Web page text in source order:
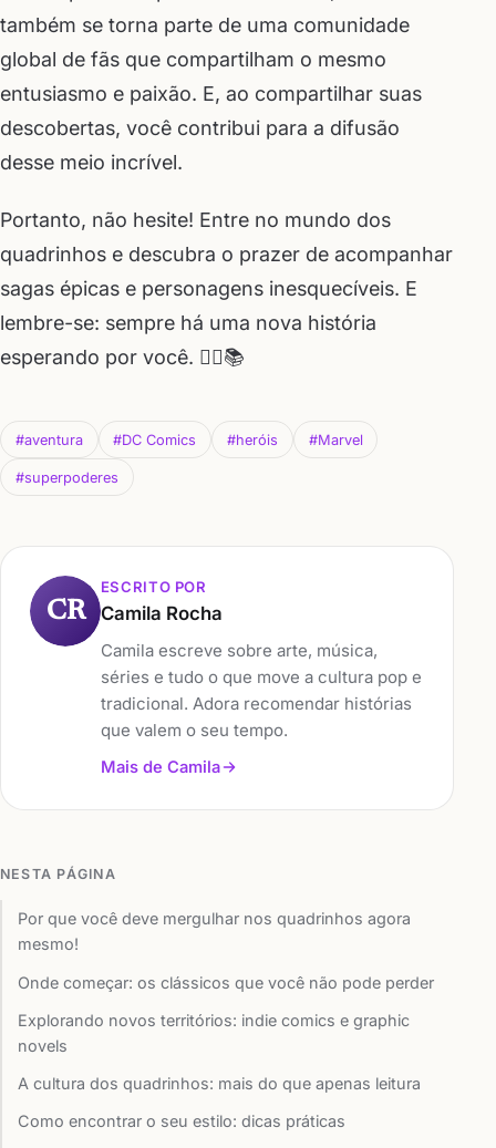
também se torna parte de uma comunidade
global de fãs que compartilham o mesmo
entusiasmo e paixão. E, ao compartilhar suas
descobertas, você contribui para a difusão
desse meio incrível.
Portanto, não hesite! Entre no mundo dos
quadrinhos e descubra o prazer de acompanhar
sagas épicas e personagens inesquecíveis. E
lembre-se: sempre há uma nova história
esperando por você. 🦸‍♂️📚
#aventura #DC Comics #heróis #Marvel
#superpoderes
CR
ESCRITO POR
Camila Rocha
Camila escreve sobre arte, música,
séries e tudo o que move a cultura pop e
tradicional. Adora recomendar histórias
que valem o seu tempo.
Mais de Camila
NESTA PÁGINA
Por que você deve mergulhar nos quadrinhos agora
mesmo!
Onde começar: os clássicos que você não pode perder
Explorando novos territórios: indie comics e graphic
novels
A cultura dos quadrinhos: mais do que apenas leitura
Como encontrar o seu estilo: dicas práticas